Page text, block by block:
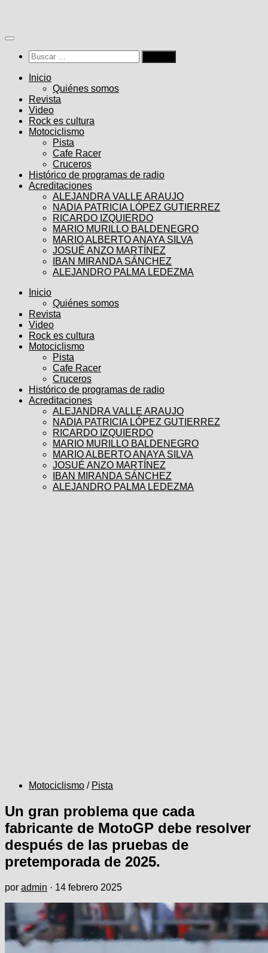
contenido
Buscar:
Inicio
Quiénes somos
Revista
Video
Rock es cultura
Motociclismo
Pista
Cafe Racer
Cruceros
Histórico de programas de radio
Acreditaciones
ALEJANDRA VALLE ARAUJO
NADIA PATRICIA LÓPEZ GUTIERREZ
RICARDO IZQUIERDO
MARIO MURILLO BALDENEGRO
MARIO ALBERTO ANAYA SILVA
JOSUÉ ANZO MARTÍNEZ
IBAN MIRANDA SÁNCHEZ
ALEJANDRO PALMA LEDEZMA
Inicio
Quiénes somos
Revista
Video
Rock es cultura
Motociclismo
Pista
Cafe Racer
Cruceros
Histórico de programas de radio
Acreditaciones
ALEJANDRA VALLE ARAUJO
NADIA PATRICIA LÓPEZ GUTIERREZ
RICARDO IZQUIERDO
MARIO MURILLO BALDENEGRO
MARIO ALBERTO ANAYA SILVA
JOSUÉ ANZO MARTÍNEZ
IBAN MIRANDA SÁNCHEZ
ALEJANDRO PALMA LEDEZMA
Motociclismo / Pista
Un gran problema que cada
fabricante de MotoGP debe resolver
después de las pruebas de
pretemporada de 2025.
por admin · 14 febrero 2025